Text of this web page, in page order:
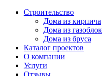
Перейти
содержимому
Строительство
Дома из кирпича
Дома из
Дома из бруса
Каталог проектов
О компании
Услуги
Отзывы